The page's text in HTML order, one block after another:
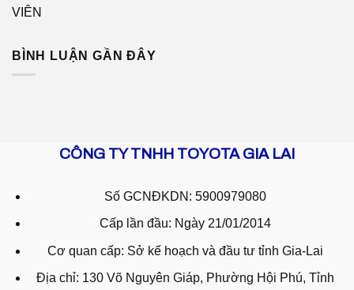
VIÊN
BÌNH LUẬN GẦN ĐÂY
CÔNG TY TNHH TOYOTA GIA LAI
Số GCNĐKDN: 5900979080
Cấp lần đầu: Ngày 21/01/2014
Cơ quan cấp: Sở kế hoạch và đầu tư tỉnh Gia-Lai
Địa chỉ: 130 Võ Nguyên Giáp, Phường Hội Phú, Tỉnh